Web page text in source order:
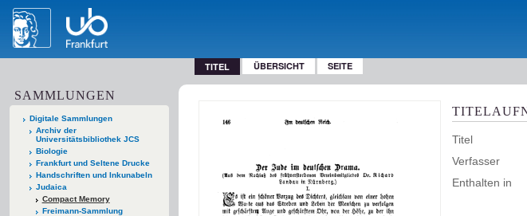
TITEL ÜBERSICHT SEITE
SAMMLUNGEN
Digitale Sammlungen
Archiv der
Universitätsbibliothek JCS
Biologie
Frankfurt und Seltene Drucke
Handschriften und Inkunabeln
Judaica
Compact Memory
Freimann-Sammlung
Titel
Verfasser
Enthalten in